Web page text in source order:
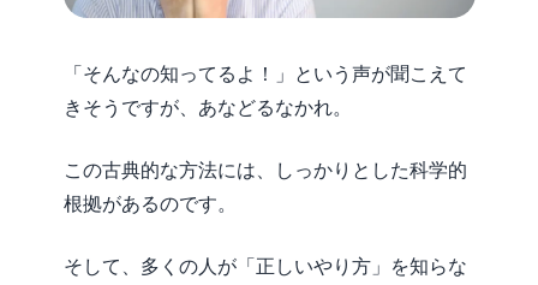
「そんなの知ってるよ！」という声が聞こえて
きそうですが、あなどるなかれ。
この古典的な方法には、しっかりとした科学的
根拠があるのです。
そして、多くの人が「正しいやり方」を知らな